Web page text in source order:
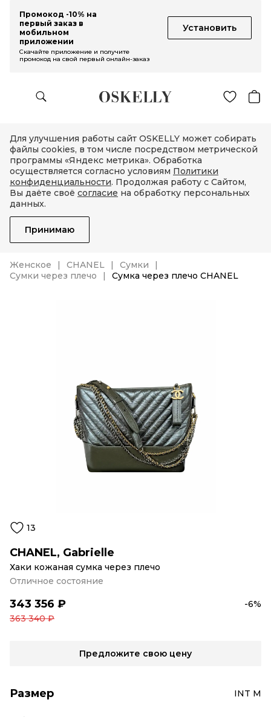
Промокод -10% на
первый заказ в
мобильном
приложении
Установить
Скачайте приложение и получите
промокод на свой первый онлайн-заказ
Для улучшения работы сайт OSKELLY может собирать
файлы cookies, в том числе посредством метрической
программы «Яндекс метрика». Обработка
осуществляется согласно условиям Политики
конфиденциальности. Продолжая работу с Сайтом,
Вы даёте своё согласие на обработку персональных
данных.
Принимаю
Женское CHANEL
Сумки
Сумки через плечо
Сумка через плечо CHANEL
13
CHANEL, Gabrielle
Хаки кожаная сумка через плечо
Отличное состояние
343 356 ₽
-6%
363 340 ₽
Предложите свою цену
Размер INT M